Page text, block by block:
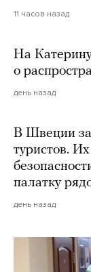
11 часов назад
На
о
день назад
В Швеции
туристов.
палатку
день назад